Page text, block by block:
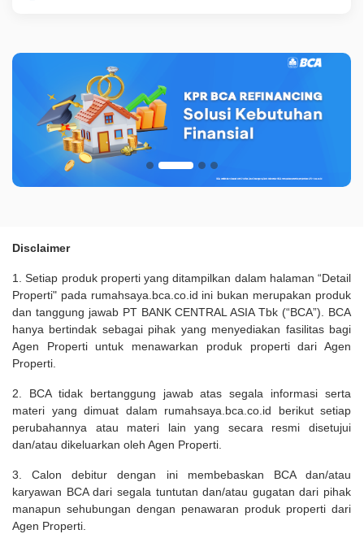
Disclaimer
1. Setiap produk properti yang ditampilkan dalam halaman “Detail
Properti" pada rumahsaya.bca.co.id ini bukan merupakan produk
dan tanggung jawab PT BANK CENTRAL ASIA Tbk (“BCA”). BCA
hanya bertindak sebagai pihak yang menyediakan fasilitas bagi
Agen Properti untuk menawarkan produk properti dari Agen
Properti.
2. BCA tidak bertanggung jawab atas segala informasi serta
materi yang dimuat dalam rumahsaya.bca.co.id berikut setiap
perubahannya atau materi lain yang secara resmi disetujui
dan/atau dikeluarkan oleh Agen Properti.
3. Calon debitur dengan ini membebaskan BCA dan/atau
karyawan BCA dari segala tuntutan dan/atau gugatan dari pihak
manapun sehubungan dengan penawaran produk properti dari
Agen Properti.